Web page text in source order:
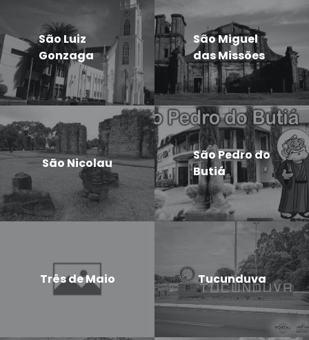
São Luiz
Gonzaga
São Miguel
das Missões
São Nicolau
São Pedro do
Butiá
Três de Maio Tucunduva